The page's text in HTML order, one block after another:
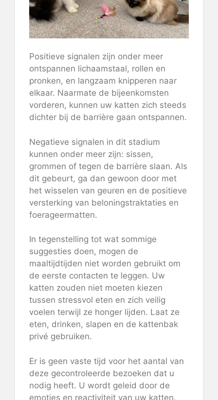
Positieve signalen zijn onder meer
ontspannen lichaamstaal, rollen en
pronken, en langzaam knipperen naar
elkaar. Naarmate de bijeenkomsten
vorderen, kunnen uw katten zich steeds
dichter bij de barrière gaan ontspannen.
Negatieve signalen in dit stadium
kunnen onder meer zijn: sissen,
grommen of tegen de barrière slaan. Als
dit gebeurt, ga dan gewoon door met
het wisselen van geuren en de positieve
versterking van beloningstraktaties en
foerageermatten.
In tegenstelling tot wat sommige
suggesties doen, mogen de
maaltijdtijden niet worden gebruikt om
de eerste contacten te leggen. Uw
katten zouden niet moeten kiezen
tussen stressvol eten en zich veilig
voelen terwijl ze honger lijden. Laat ze
eten, drinken, slapen en de kattenbak
privé gebruiken.
Er is geen vaste tijd voor het aantal van
deze gecontroleerde bezoeken dat u
nodig heeft. U wordt geleid door de
emoties en reactiviteit van uw katten.